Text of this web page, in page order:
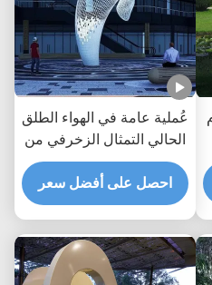
عُملية عامة في الهواء الطلق
الحالي التمثال الزخرفي من
الفولاذ تمثال معدني حوت
أبيض ضخم
احصل على أفضل سعر